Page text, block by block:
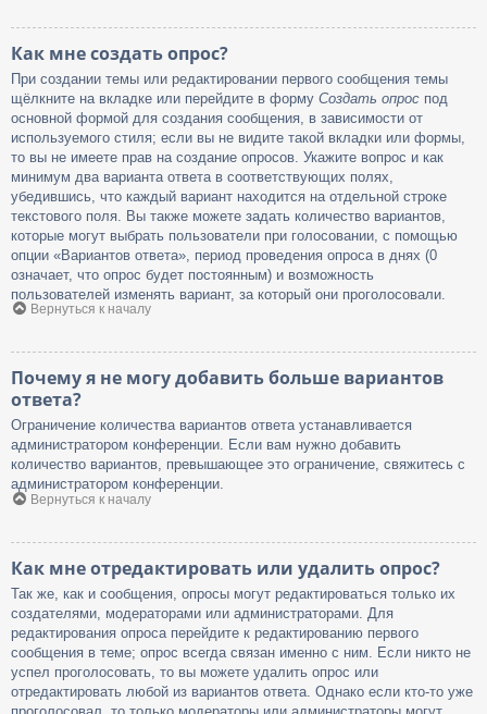
Как мне создать опрос?
При создании темы или редактировании первого сообщения темы
щёлкните на вкладке или перейдите в форму Создать опрос под
основной формой для создания сообщения, в зависимости от
используемого стиля; если вы не видите такой вкладки или формы,
то вы не имеете прав на создание опросов. Укажите вопрос и как
минимум два варианта ответа в соответствующих полях,
убедившись, что каждый вариант находится на отдельной строке
текстового поля. Вы также можете задать количество вариантов,
которые могут выбрать пользователи при голосовании, с помощью
опции «Вариантов ответа», период проведения опроса в днях (0
означает, что опрос будет постоянным) и возможность
пользователей изменять вариант, за который они проголосовали.
Вернуться к началу
Почему я не могу добавить больше вариантов
ответа?
Ограничение количества вариантов ответа устанавливается
администратором конференции. Если вам нужно добавить
количество вариантов, превышающее это ограничение, свяжитесь с
администратором конференции.
Вернуться к началу
Как мне отредактировать или удалить опрос?
Так же, как и сообщения, опросы могут редактироваться только их
создателями, модераторами или администраторами. Для
редактирования опроса перейдите к редактированию первого
сообщения в теме; опрос всегда связан именно с ним. Если никто не
успел проголосовать, то вы можете удалить опрос или
отредактировать любой из вариантов ответа. Однако если кто-то уже